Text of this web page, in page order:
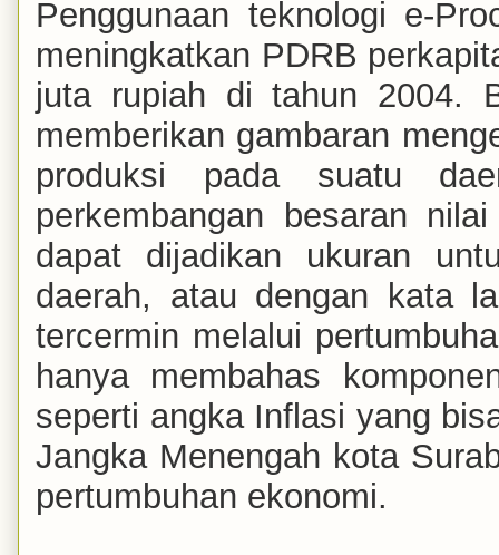
Penggunaan teknologi e-
meningkatkan PDRB
juta rupiah di tahun 2004.
memberikan gambaran
produksi pada suatu
perkembangan besaran
dapat dijadikan ukuran
daerah, atau dengan kata
tercermin melalui
hanya membahas
seperti angka Inflasi yang
Jangka Menengah kota
pertumbuhan ekonomi.